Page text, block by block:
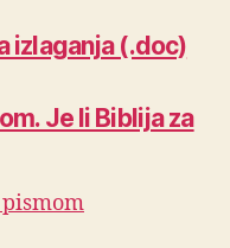
izlaganja (.doc)
Je li Biblija za
pismom